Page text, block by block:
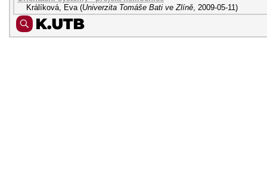
Králíková, Eva (Univerzita Tomáše Bati ve Zlíně, 2009-05-11)